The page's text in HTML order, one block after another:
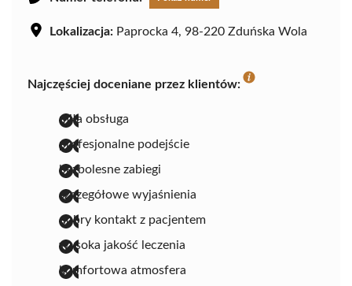
Lokalizacja: Paprocka 4, 98-220 Zduńska Wola
Najczęściej doceniane przez klientów:
miła obsługa
profesjonalne podejście
bezbolesne zabiegi
szczegółowe wyjaśnienia
dobry kontakt z pacjentem
wysoka jakość leczenia
komfortowa atmosfera